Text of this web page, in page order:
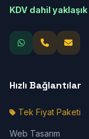
KDV dahil yaklaşık
Hızlı Bağlantılar
Tek Fiyat Paketi
Web Tasarım